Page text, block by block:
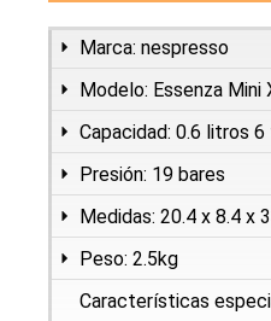
Marca: nespresso
Modelo: Essenza Mini
Capacidad: 0.6 litros
Presión: 19 bares
Medidas: 20.4 x 8.4 x
Peso: 2.5kg
Características